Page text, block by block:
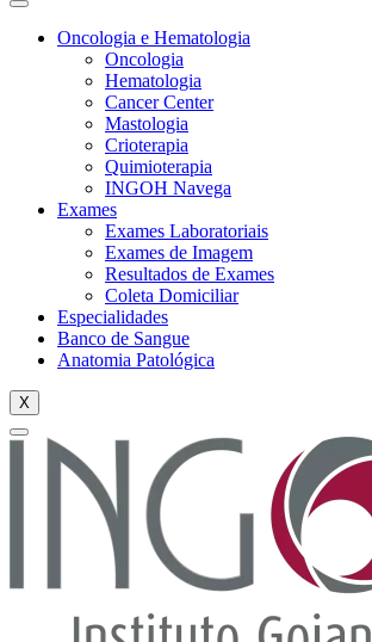
Oncologia e Hematologia
Oncologia
Hematologia
Cancer Center
Mastologia
Crioterapia
Quimioterapia
INGOH Navega
Exames
Exames Laboratoriais
Exames de Imagem
Resultados de Exames
Coleta Domiciliar
Especialidades
Banco de Sangue
Anatomia Patológica
X